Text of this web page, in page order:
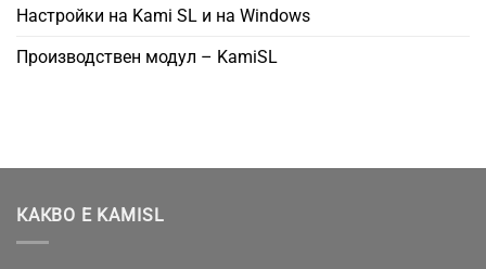
Настройки на Kami SL и на Windows
Производствен модул – KamiSL
КАКВО Е KAMISL